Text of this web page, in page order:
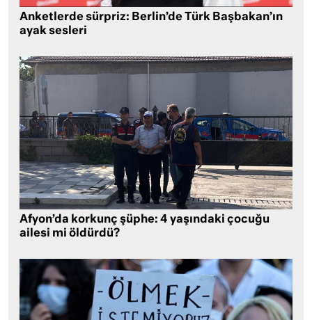
Anketlerde sürpriz: Berlin’de Türk Başbakan’ın
ayak sesleri
Afyon’da korkunç şüphe: 4 yaşındaki çocuğu
ailesi mi öldürdü?